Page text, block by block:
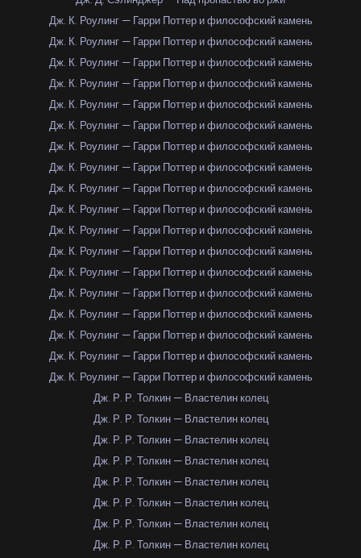
Дж. К. Роулинг — Гарри Поттер и философский камень
Дж. К. Роулинг — Гарри Поттер и философский камень
Дж. К. Роулинг — Гарри Поттер и философский камень
Дж. К. Роулинг — Гарри Поттер и философский камень
Дж. К. Роулинг — Гарри Поттер и философский камень
Дж. К. Роулинг — Гарри Поттер и философский камень
Дж. К. Роулинг — Гарри Поттер и философский камень
Дж. К. Роулинг — Гарри Поттер и философский камень
Дж. К. Роулинг — Гарри Поттер и философский камень
Дж. К. Роулинг — Гарри Поттер и философский камень
Дж. К. Роулинг — Гарри Поттер и философский камень
Дж. К. Роулинг — Гарри Поттер и философский камень
Дж. К. Роулинг — Гарри Поттер и философский камень
Дж. К. Роулинг — Гарри Поттер и философский камень
Дж. К. Роулинг — Гарри Поттер и философский камень
Дж. К. Роулинг — Гарри Поттер и философский камень
Дж. К. Роулинг — Гарри Поттер и философский камень
Дж. К. Роулинг — Гарри Поттер и философский камень
Дж. Р. Р. Толкин — Властелин колец
Дж. Р. Р. Толкин — Властелин колец
Дж. Р. Р. Толкин — Властелин колец
Дж. Р. Р. Толкин — Властелин колец
Дж. Р. Р. Толкин — Властелин колец
Дж. Р. Р. Толкин — Властелин колец
Дж. Р. Р. Толкин — Властелин колец
Дж. Р. Р. Толкин — Властелин колец